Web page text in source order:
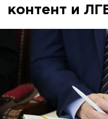
контент и